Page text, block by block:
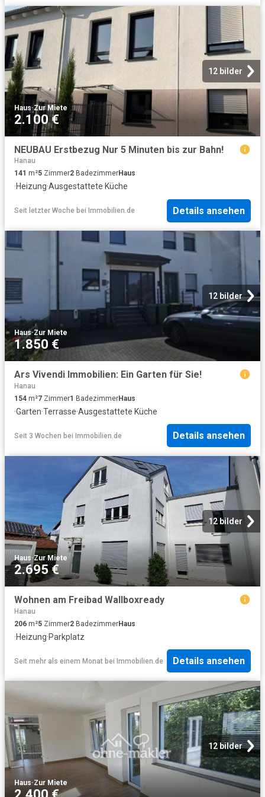
12 bilder
Haus·Zur Miete
2.100 €
NEUBAU Erstbezug Nur 5 Minuten bis zur Bahn!
Hanau
141 m²5 Zimmer2 BadezimmerHaus
·Heizung·Ausgestattete Küche
Seit letzter Woche bei Immobilien.de Details ansehen
12 bilder
Haus·Zur Miete
1.850 €
Ars Vivendi Immobilien: Ein Garten für Sie!
Hanau
154 m²7 Zimmer1 BadezimmerHaus
·Garten·Terrasse·Ausgestattete Küche
Seit 3 Wochen bei Immobilien.de Details ansehen
12 bilder
Haus·Zur Miete
2.695 €
Wohnen am Freibad Wallboxready
Hanau
206 m²5 Zimmer2 BadezimmerHaus
·Heizung·Parkplatz
Seit mehr als einem Monat bei Immobilien.de Details ansehen
12 bilder
Haus·Zur Miete